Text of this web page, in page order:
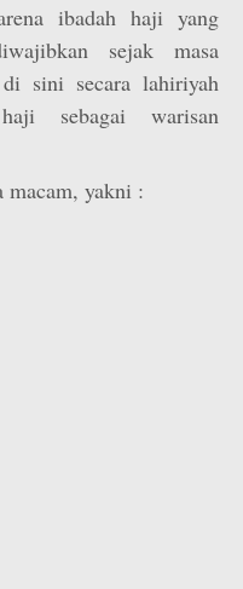
sejak masa
sebagai warisan
macam, yakni :